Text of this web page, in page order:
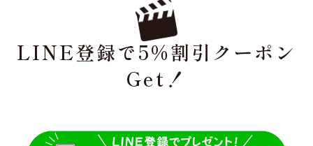
LINE登録で5%割引クーポン
Get！